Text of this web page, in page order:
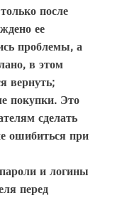
после
ее
проблемы, а
в этом
вернуть;
покупки. Это
сделать
ошибиться при
и логины
перед